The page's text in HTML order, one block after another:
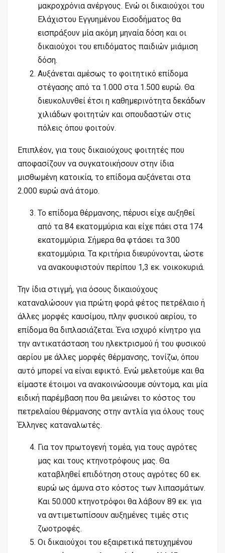
μακροχρόνια ανέργους. Ενώ οι δικαιούχοι του
Ελάχιστου Εγγυημένου Εισοδήματος θα
εισπράξουν μία ακόμη μηναία δόση και οι
δικαιούχοι του επιδόματος παιδιών μιάμιση
δόση.
Αυξάνεται αμέσως το φοιτητικό επίδομα
στέγασης από τα 1.000 στα 1.500 ευρώ. Θα
διευκολυνθεί έτσι η καθημερινότητα δεκάδων
χιλιάδων φοιτητών και σπουδαστών στις
πόλεις όπου φοιτούν.
Επιπλέον, για τους δικαιούχους φοιτητές που
αποφασίζουν να συγκατοικήσουν στην ίδια
μισθωμένη κατοικία, το επίδομα αυξάνεται στα
2.000 ευρώ ανά άτομο.
Το επίδομα θέρμανσης, πέρυσι είχε αυξηθεί
από τα 84 εκατομμύρια και είχε πάει στα 174
εκατομμύρια. Σήμερα θα φτάσει τα 300
εκατομμύρια. Τα κριτήρια διευρύνονται, ώστε
να ανακουφιστούν περίπου 1,3 εκ. νοικοκυριά.
Την ίδια στιγμή, για όσους δικαιούχους
καταναλώσουν για πρώτη φορά φέτος πετρέλαιο ή
άλλες μορφές καυσίμου, πλην φυσικού αερίου, το
επίδομα θα διπλασιάζεται. Ένα ισχυρό κίνητρο για
την αντικατάσταση του ηλεκτρισμού ή του φυσικού
αερίου με άλλες μορφές θέρμανσης, τονίζω, όπου
αυτό μπορεί να είναι εφικτό. Ενώ μελετούμε και θα
είμαστε έτοιμοι να ανακοινώσουμε σύντομα, και μία
ειδική παρέμβαση που θα μειώνει το κόστος του
πετρελαίου θέρμανσης στην αντλία για όλους τους
Έλληνες καταναλωτές.
Για τον πρωτογενή τομέα, για τους αγρότες
μας και τους κτηνοτρόφους μας. Θα
καταβληθεί επιδότηση στους αγρότες 60 εκ.
ευρώ ως άμυνα στο κόστος των λιπασμάτων.
Και 50.000 κτηνοτρόφοι θα λάβουν 89 εκ. για
να αντιμετωπίσουν αυξημένες τιμές στις
ζωοτροφές.
Οι δικαιούχοι του εξαιρετικά πετυχημένου